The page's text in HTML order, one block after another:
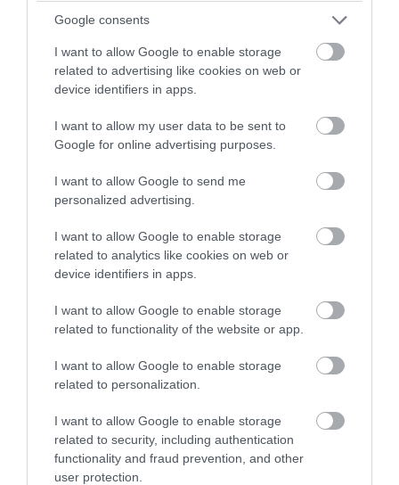
Google consents
I want to allow Google to enable storage
related to advertising like cookies on web or
device identifiers in apps.
I want to allow my user data to be sent to
Google for online advertising purposes.
I want to allow Google to send me
personalized advertising.
I want to allow Google to enable storage
related to analytics like cookies on web or
device identifiers in apps.
I want to allow Google to enable storage
related to functionality of the website or app.
I want to allow Google to enable storage
related to personalization.
I want to allow Google to enable storage
related to security, including authentication
functionality and fraud prevention, and other
user protection.
Google News και μάθετε πρώτοι όλες
τις ειδήσεις
TAGS: ΑΡΡΩΣΤΙΕΣ ΜΟΥΜΙΕΣ
Twitch,X,Telegram